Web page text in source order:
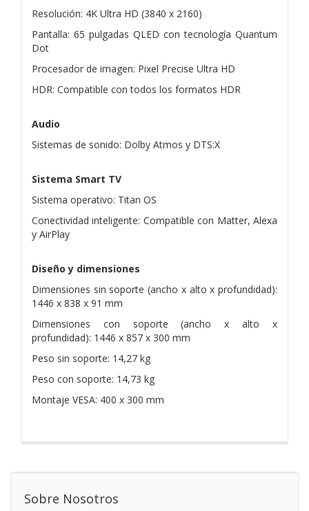
Resolución: 4K Ultra HD (3840 x 2160)
Pantalla: 65 pulgadas QLED con tecnología Quantum
Dot
Procesador de imagen: Pixel Precise Ultra HD
HDR: Compatible con todos los formatos HDR
Audio
Sistemas de sonido: Dolby Atmos y DTS:X
Sistema Smart TV
Sistema operativo: Titan OS
Conectividad inteligente: Compatible con Matter, Alexa
y AirPlay
Diseño y dimensiones
Dimensiones sin soporte (ancho x alto x profundidad):
1446 x 838 x 91 mm
Dimensiones con soporte (ancho x alto x
profundidad): 1446 x 857 x 300 mm
Peso sin soporte: 14,27 kg
Peso con soporte: 14,73 kg
Montaje VESA: 400 x 300 mm
Sobre Nosotros